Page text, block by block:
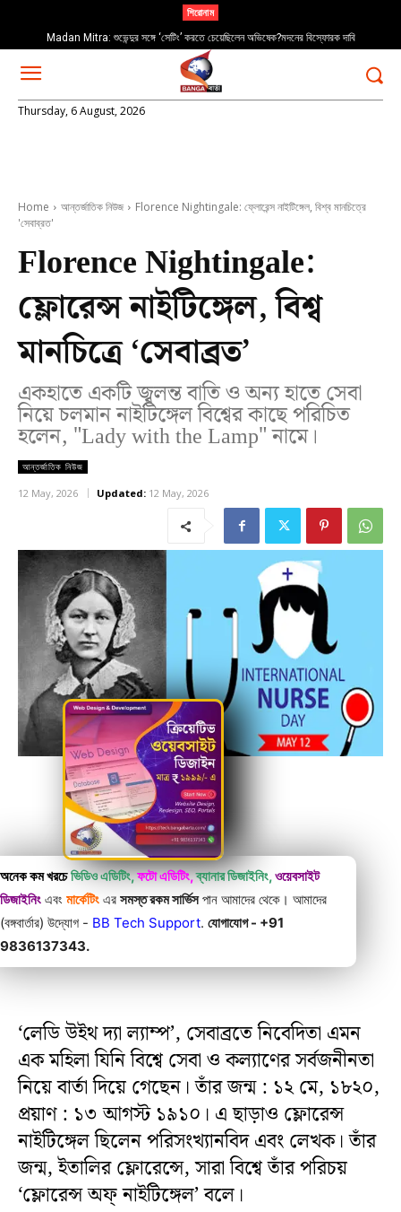
শিরোনাম
Madan Mitra: শুভেন্দুর সঙ্গে ‘সেটিং’ করতে চেয়েছিলেন অভিষেক?মদনের বিস্ফোরক দাবি
Thursday, 6 August, 2026
Home আন্তর্জাতিক নিউজ
Florence Nightingale: ফ্লোরেন্স নাইটিঙ্গেল, বিশ্ব মানচিত্রে
'সেবাব্রত'
Florence Nightingale:
ফ্লোরেন্স নাইটিঙ্গেল, বিশ্ব
মানচিত্রে ‘সেবাব্রত’
একহাতে একটি জ্বলন্ত বাতি ও অন্য হাতে সেবা
নিয়ে চলমান নাইটিঙ্গেল বিশ্বের কাছে পরিচিত
হলেন, "Lady with the Lamp" নামে।
আন্তর্জাতিক নিউজ
12 May, 2026 Updated: 12 May, 2026
অনেক কম খরচে ভিডিও এডিটিং,ফটো এডিটিং,ব্যানার ডিজাইনিং,ওয়েবসাইট
ডিজাইনিং এবং মার্কেটিং এর সমস্ত রকম সার্ভিসপান আমাদের থেকে। আমাদের
(বঙ্গবার্তার) উদ্যোগ - BB Tech Support. যোগাযোগ - +91
9836137343.
‘লেডি উইথ দ্যা ল্যাম্প’, সেবাব্রতে নিবেদিতা এমন
এক মহিলা যিনি বিশ্বে সেবা ও কল্যাণের সর্বজনীনতা
নিয়ে বার্তা দিয়ে গেছেন। তাঁর জন্ম : ১২ মে, ১৮২০,
প্রয়াণ : ১৩ আগস্ট ১৯১০। এ ছাড়াও ফ্লোরেন্স
নাইটিঙ্গেল ছিলেন পরিসংখ্যানবিদ এবং লেখক। তাঁর
জন্ম, ইতালির ফ্লোরেন্সে, সারা বিশ্বে তাঁর পরিচয়
‘ফ্লোরেন্স অফ্ নাইটিঙ্গেল’ বলে।